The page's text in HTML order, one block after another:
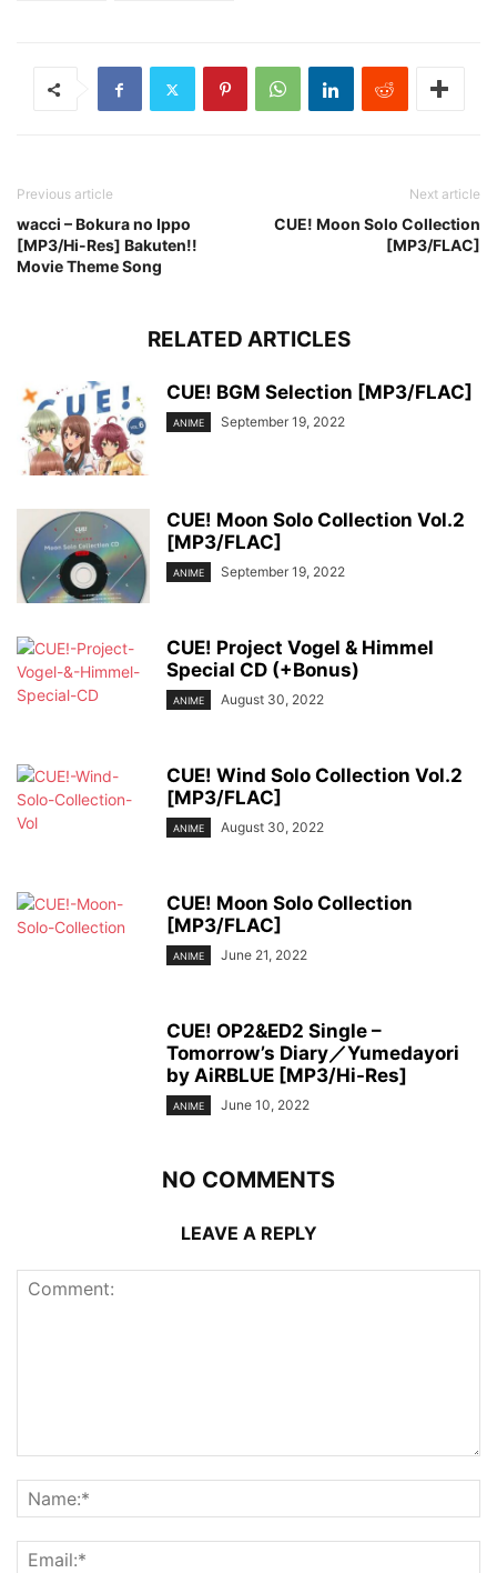
Previous article
wacci – Bokura no Ippo
[MP3/Hi-Res] Bakuten!!
Movie Theme Song
Next article
CUE! Moon Solo Collection
[MP3/FLAC]
RELATED ARTICLES
CUE! BGM Selection [MP3/FLAC]
ANIME September 19, 2022
CUE! Moon Solo Collection Vol.2
[MP3/FLAC]
ANIME September 19, 2022
CUE! Project Vogel & Himmel
Special CD (+Bonus)
ANIME August 30, 2022
CUE! Wind Solo Collection Vol.2
[MP3/FLAC]
ANIME August 30, 2022
CUE! Moon Solo Collection
[MP3/FLAC]
ANIME June 21, 2022
CUE! OP2&ED2 Single –
Tomorrow’s Diary／Yumedayori
by AiRBLUE [MP3/Hi-Res]
ANIME June 10, 2022
NO COMMENTS
LEAVE A REPLY